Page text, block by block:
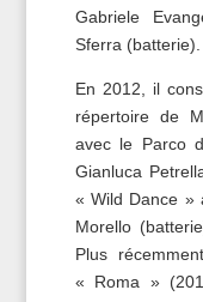
Gabriele
Sferra (batterie).
En 2012, il
répertoire de
avec le Parco
Gianluca
« Wild Dance »
Morello
Plus
« Roma »